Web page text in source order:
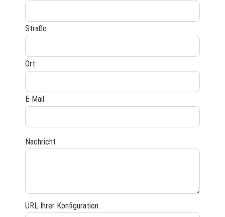
Straße
Ort
E-Mail
Nachricht
URL Ihrer Konfiguration